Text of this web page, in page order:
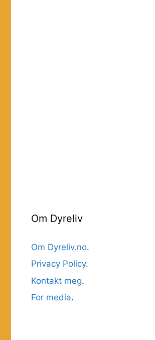
Om Dyreliv
Om Dyreliv.no.
Privacy Policy.
Kontakt meg.
For media.